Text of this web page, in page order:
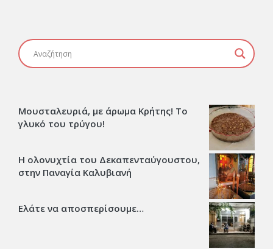
Μουσταλευριά, με άρωμα Κρήτης! Το
γλυκό του τρύγου!
Η ολονυχτία του Δεκαπενταύγουστου,
στην Παναγία Καλυβιανή
Ελάτε να αποσπερίσουμε…